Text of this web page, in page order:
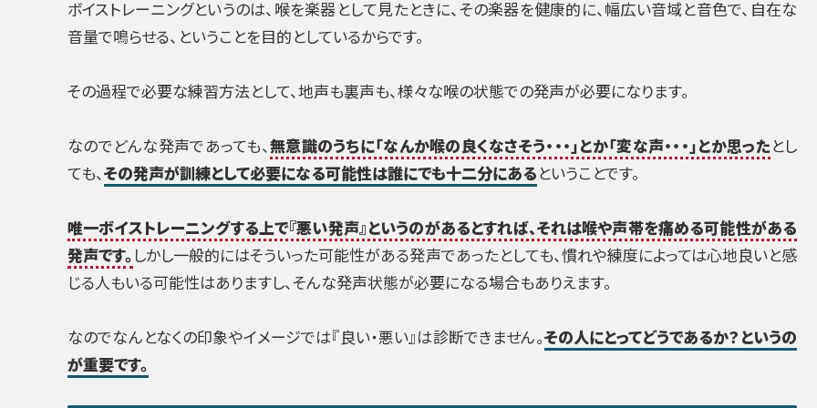
ボイストレーニングというのは、喉を楽器として見たときに、その楽器を健康的に、幅広い音域と音色で、自在な
音量で鳴らせる、ということを目的としているからです。
その過程で必要な練習方法として、地声も裏声も、様々な喉の状態での発声が必要になります。
なのでどんな発声であっても、無意識のうちに「なんか喉の良くなさそう・・・」とか「変な声・・・」とか思ったとし
ても、その発声が訓練として必要になる可能性は誰にでも十二分にあるということです。
唯一ボイストレーニングする上で『悪い発声』というのがあるとすれば、それは喉や声帯を痛める可能性がある
発声です。 しかし一般的にはそういった可能性がある発声であったとしても、慣れや練度によっては心地良いと感
じる人もいる可能性はありますし、そんな発声状態が必要になる場合もありえます。
なのでなんとなくの印象やイメージでは『良い・悪い』は診断できません。その人にとってどうであるか？というの
が重要です。